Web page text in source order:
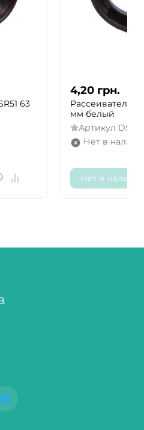
63
4,20 грн.
Рассеиватель
мм белый
Артикул DSR51
Нет в
Нет в